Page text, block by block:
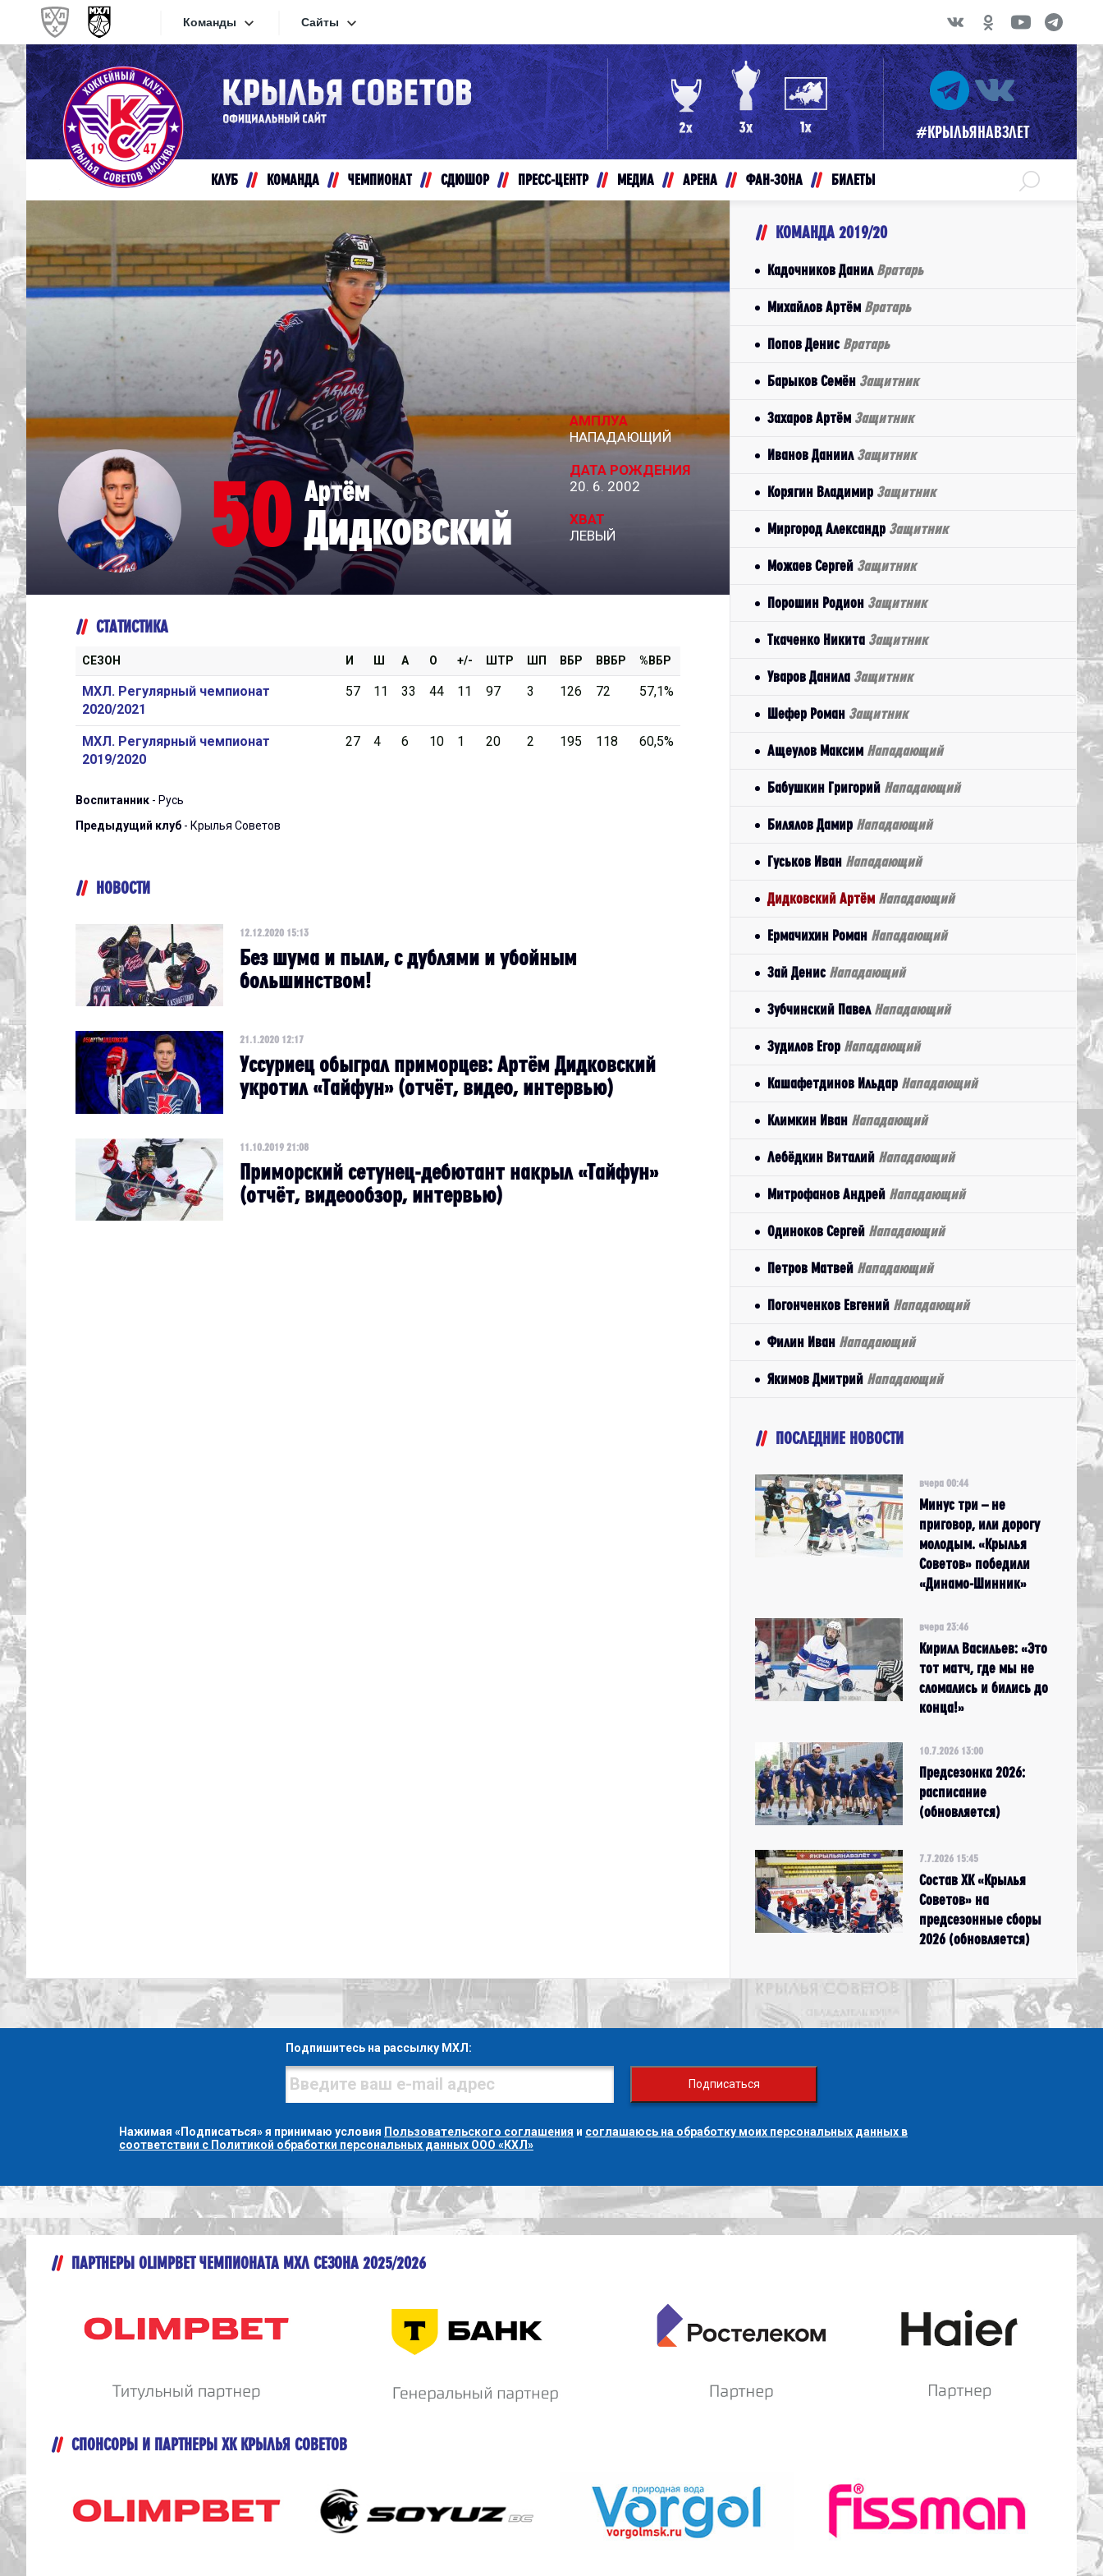
Команды
Конференция «Запад»
Дивизион Золотой
Академия Михайлова
Локо
МХК Динамо СПб
МХК Динамо-М
МХК Спартак
СКА-1946
Дивизион Серебряный
Академия СКА
АКМ-Юниор
Амурские Тигры
Красная Машина-Юниор
Крылья Советов
МХК Динамо-Карелия
МХК Спартак-МАХ
Конференция «Восток»
Дивизион Золотой
Авто
Кузнецкие Медведи
Мамонты Югры
Омские Ястребы
Чайка
Дивизион Серебряный
Ладья
Локо-76
МХК Молот
Сибирские Cнайперы
Спутник Ал
Сайты
Сайты
Видеотрансляции
Хайлайты
Интернет-магазин
Приложение МХЛ
#КРЫЛЬЯНАВЗЛЕТ
КЛУБ КОМАНДА ЧЕМПИОНАТ СДЮШОР ПРЕСС-ЦЕНТР МЕДИА АРЕНА ФАН-ЗОНА БИЛЕТЫ
50 Артём
Дидковский
АМПЛУА
НАПАДАЮЩИЙ
ДАТА РОЖДЕНИЯ
20. 6. 2002
ХВАТ
ЛЕВЫЙ
СТАТИСТИКА
СЕЗОН И Ш А О +/- ШТР ШП ВБР ВВБР %ВБР
МХЛ. Регулярный чемпионат
2020/2021
57 11 33 44 11 97 3 126 72 57,1%
МХЛ. Регулярный чемпионат
2019/2020
27 4 6 10 1 20 2 195 118 60,5%
Воспитанник - Русь
Предыдущий клуб - Крылья Советов
НОВОСТИ
12.12.2020 15:13
Без шума и пыли, с дублями и убойным
большинством!
21.1.2020 12:17
Уссуриец обыграл приморцев: Артём Дидковский
укротил «Тайфун» (отчёт, видео, интервью)
11.10.2019 21:08
Приморский сетунец-дебютант накрыл «Тайфун»
(отчёт, видеообзор, интервью)
КОМАНДА 2019/20
Кадочников Данил Вратарь
Михайлов Артём Вратарь
Попов Денис Вратарь
Барыков Семён Защитник
Захаров Артём Защитник
Иванов Даниил Защитник
Корягин Владимир Защитник
Миргород Александр Защитник
Можаев Сергей Защитник
Порошин Родион Защитник
Ткаченко Никита Защитник
Уваров Данила Защитник
Шефер Роман Защитник
Ащеулов Максим Нападающий
Бабушкин Григорий Нападающий
Билялов Дамир Нападающий
Гуськов Иван Нападающий
Дидковский Артём Нападающий
Ермачихин Роман Нападающий
Зай Денис Нападающий
Зубчинский Павел Нападающий
Зудилов Егор Нападающий
Кашафетдинов Ильдар Нападающий
Климкин Иван Нападающий
Лебёдкин Виталий Нападающий
Митрофанов Андрей Нападающий
Одиноков Сергей Нападающий
Петров Матвей Нападающий
Погонченков Евгений Нападающий
Филин Иван Нападающий
Якимов Дмитрий Нападающий
ПОСЛЕДНИЕ НОВОСТИ
вчера 00:44
Минус три – не
приговор, или дорогу
молодым. «Крылья
Советов» победили
«Динамо-Шинник»
вчера 23:46
Кирилл Васильев: «Это
тот матч, где мы не
сломались и бились до
конца!»
10.7.2026 13:00
Предсезонка 2026:
расписание
(обновляется)
7.7.2026 15:45
Состав ХК «Крылья
Советов» на
предсезонные сборы
2026 (обновляется)
Подпишитесь на рассылку МХЛ:
Подписаться
Нажимая «Подписаться» я принимаю условия Пользовательского соглашения и соглашаюсь на обработку моих персональных данных в
соответствии с Политикой обработки персональных данных ООО «КХЛ»
ПАРТНЕРЫ OLIMPBET ЧЕМПИОНАТА МХЛ СЕЗОНА 2025/2026
СПОНСОРЫ И ПАРТНЕРЫ ХК КРЫЛЬЯ СОВЕТОВ